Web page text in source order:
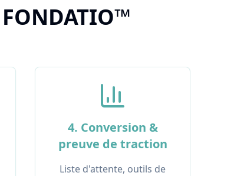
4. Conversion &
preuve de traction
Liste d'attente, outils de